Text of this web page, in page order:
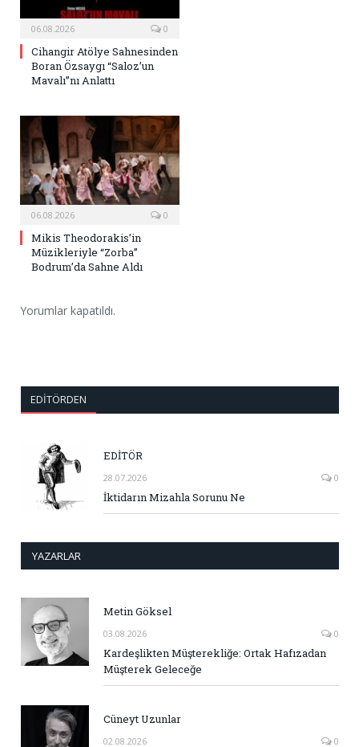
06.08.2026 0
Cihangir Atölye Sahnesinden
Boran Özsaygı “Saloz’un
Mavalı”nı Anlattı
06.08.2026 0
Mikis Theodorakis’in
Müzikleriyle “Zorba”
Bodrum’da Sahne Aldı
Yorumlar kapatıldı.
EDITÖRDEN
EDİTÖR
28.07.2026 0
İktidarın Mizahla Sorunu Ne
YAZARLAR
Metin Göksel
03.08.2026 0
Kardeşlikten Müşterekliğe: Ortak Hafızadan
Müşterek Geleceğe
Cüneyt Uzunlar
02.08.2026 0